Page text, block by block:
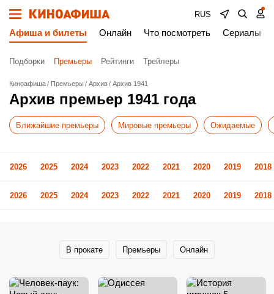
RUS
Афиша и билеты Онлайн Что посмотреть Сериалы
Подборки Премьеры Рейтинги Трейлеры
Киноафиша Премьеры Архив Архив 1941
Архив премьер 1941 года
Ближайшие премьеры Мировые премьеры Ожидаемые
2026 2025 2024 2023 2022 2021 2020 2019 2018
2026 2025 2024 2023 2022 2021 2020 2019 2018
В прокате Премьеры Онлайн